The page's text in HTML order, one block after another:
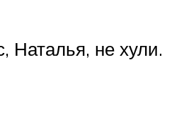
не хули.